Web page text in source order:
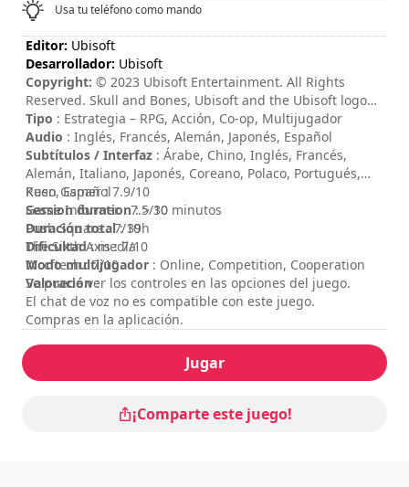
Usa tu teléfono como mando
Editor: Ubisoft
Desarrollador: Ubisoft
Copyright: © 2023 Ubisoft Entertainment. All Rights
Reserved. Skull and Bones, Ubisoft and the Ubisoft logo
are registered or unregistered trademarks of Ubisoft
Entertainment in the U.S. and/or other countries.
Tipo : Estrategia – RPG, Acción, Co-op, Multijugador
Audio : Inglés, Francés, Alemán, Japonés, Español
Subtítulos / Interfaz : Árabe, Chino, Inglés, Francés,
Alemán, Italiano, Japonés, Coreano, Polaco, Portugués,
Ruso, Español
Session duration: > 30 minutos
Duración total: 39h
Dificultad: media
Modo multijugador : Online, Competition, Cooperation
Valoración:
Keen Gamer : 7.9/10
Game Informer : 7.5/10
Push Square : 7/10
The Sixth Axis : 7/10
Wccftech : 7/10
Se puede ver los controles en las opciones del juego.
El chat de voz no es compatible con este juego.
Compras en la aplicación.
Jugar
¡Comparte este juego!